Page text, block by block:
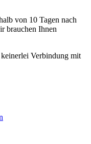
von 10 Tagen nach
brauchen Ihnen
Verbindung mit